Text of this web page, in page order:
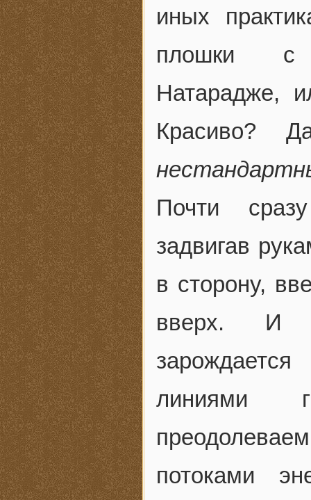
иных
плошки с
Натарадже,
Красиво?
Почти
задвигав
в сторону,
вверх. И
линиями
потоками